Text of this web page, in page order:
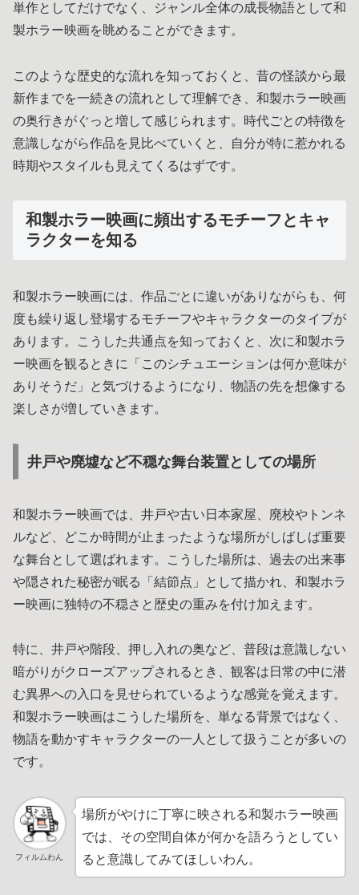
単作としてだけでなく、ジャンル全体の成長物語として和
製ホラー映画を眺めることができます。
このような歴史的な流れを知っておくと、昔の怪談から最
新作までを一続きの流れとして理解でき、和製ホラー映画
の奥行きがぐっと増して感じられます。時代ごとの特徴を
意識しながら作品を見比べていくと、自分が特に惹かれる
時期やスタイルも見えてくるはずです。
和製ホラー映画に頻出するモチーフとキャ
ラクターを知る
和製ホラー映画には、作品ごとに違いがありながらも、何
度も繰り返し登場するモチーフやキャラクターのタイプが
あります。こうした共通点を知っておくと、次に和製ホラ
ー映画を観るときに「このシチュエーションは何か意味が
ありそうだ」と気づけるようになり、物語の先を想像する
楽しさが増していきます。
井戸や廃墟など不穏な舞台装置としての場所
和製ホラー映画では、井戸や古い日本家屋、廃校やトンネ
ルなど、どこか時間が止まったような場所がしばしば重要
な舞台として選ばれます。こうした場所は、過去の出来事
や隠された秘密が眠る「結節点」として描かれ、和製ホラ
ー映画に独特の不穏さと歴史の重みを付け加えます。
特に、井戸や階段、押し入れの奥など、普段は意識しない
暗がりがクローズアップされるとき、観客は日常の中に潜
む異界への入口を見せられているような感覚を覚えます。
和製ホラー映画はこうした場所を、単なる背景ではなく、
物語を動かすキャラクターの一人として扱うことが多いの
です。
フィルムわん
場所がやけに丁寧に映される和製ホラー映画
では、その空間自体が何かを語ろうとしてい
ると意識してみてほしいわん。